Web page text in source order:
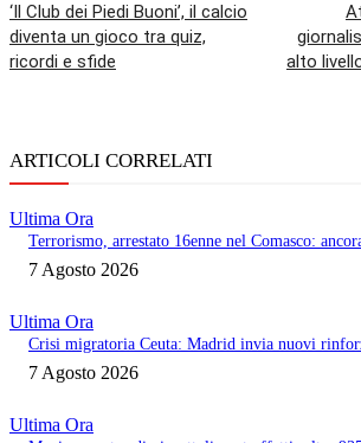
‘Il Club dei Piedi Buoni’, il calcio
diventa un gioco tra quiz,
ricordi e sfide
alto
ARTICOLI CORRELATI
Ultima Ora
Terrorismo, arrestato 16enne nel Comasco:
7 Agosto 2026
Ultima Ora
Crisi migratoria Ceuta: Madrid invia nuovi
7 Agosto 2026
Ultima Ora